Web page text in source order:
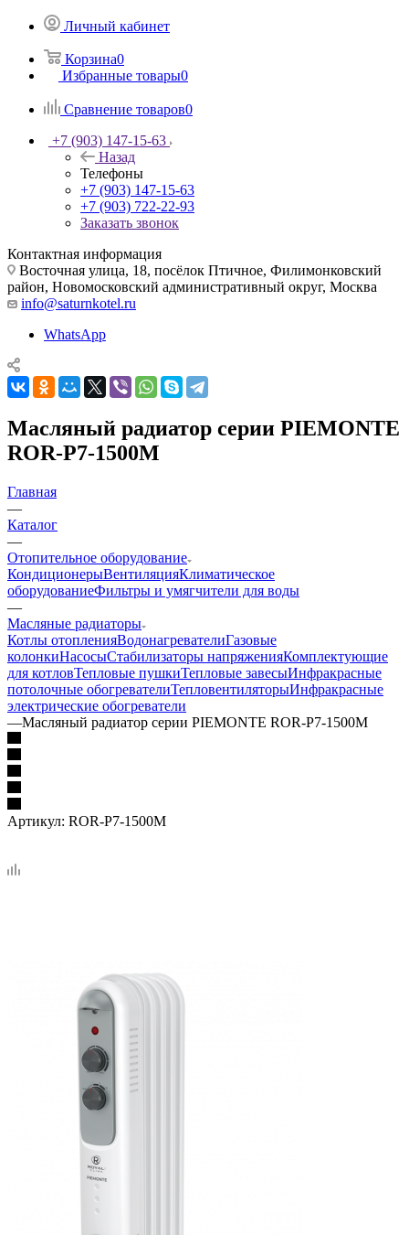
Личный кабинет
Корзина0
Избранные товары0
Сравнение товаров0
+7 (903) 147-15-63
Назад
Телефоны
+7 (903) 147-15-63
+7 (903) 722-22-93
Заказать звонок
Контактная информация
Восточная улица, 18, посёлок Птичное, Филимонковский
район, Новомосковский административный округ, Москва
info@saturnkotel.ru
WhatsApp
Масляный радиатор серии PIEMONTE
ROR-P7-1500M
Главная
—
Каталог
—
Отопительное оборудование
КондиционерыВентиляцияКлиматическое
оборудованиеФильтры и умягчители для воды
—
Масляные радиаторы
Котлы отопленияВодонагревателиГазовые
колонкиНасосыСтабилизаторы напряженияКомплектующие
для котловТепловые пушкиТепловые завесыИнфракрасные
потолочные обогревателиТепловентиляторыИнфракрасные
электрические обогреватели
—Масляный радиатор серии PIEMONTE ROR-P7-1500M
Артикул: ROR-P7-1500M